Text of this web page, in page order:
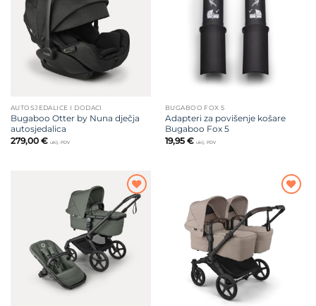
AUTOSJEDALICE I DODACI
Bugaboo Otter by Nuna dječja
autosjedalica
279,00 € uklj. PDV
BUGABOO FOX 5
Adapteri za povišenje košare
Bugaboo Fox 5
19,95 € uklj. PDV
Dodajte
na listu
želja
Dodajte
na listu